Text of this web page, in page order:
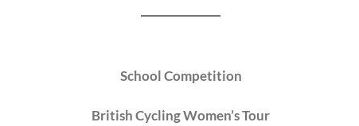
School Competition
British Cycling Women’s Tour